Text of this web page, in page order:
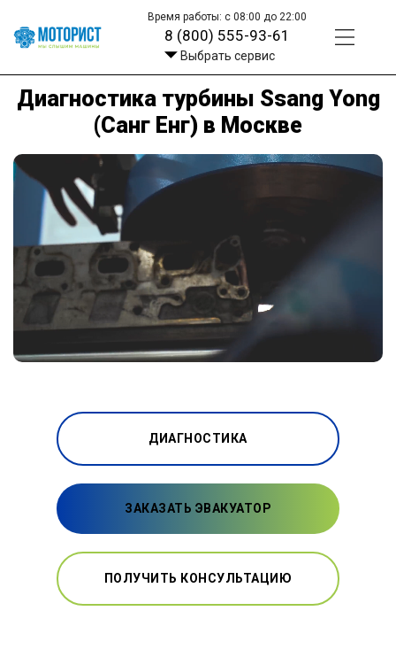
Время работы: с 08:00 до 22:00
8 (800) 555-93-61
Выбрать сервис
Диагностика турбины Ssang Yong
(Санг Енг) в Москве
ДИАГНОСТИКА
ЗАКАЗАТЬ ЭВАКУАТОР
ПОЛУЧИТЬ КОНСУЛЬТАЦИЮ